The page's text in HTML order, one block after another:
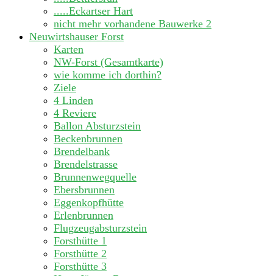
.....Eckartser Hart
nicht mehr vorhandene Bauwerke 2
Neuwirtshauser Forst
Karten
NW-Forst (Gesamtkarte)
wie komme ich dorthin?
Ziele
4 Linden
4 Reviere
Ballon Absturzstein
Beckenbrunnen
Brendelbank
Brendelstrasse
Brunnenwegquelle
Ebersbrunnen
Eggenkopfhütte
Erlenbrunnen
Flugzeugabsturzstein
Forsthütte 1
Forsthütte 2
Forsthütte 3